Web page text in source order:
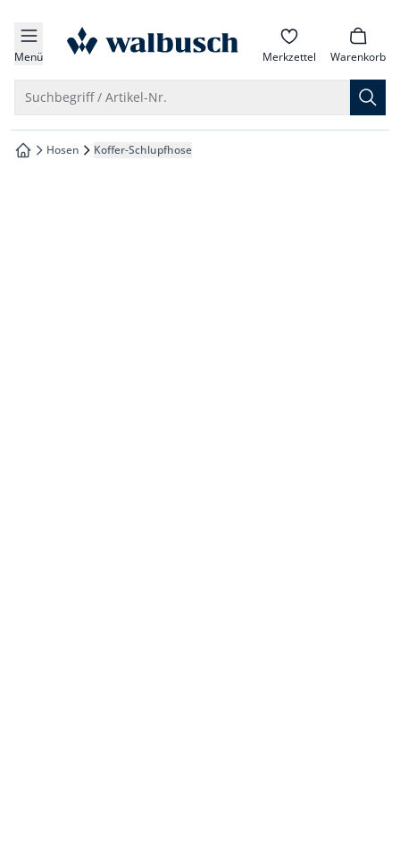
springen
springen
springen
springen
Menü zur Startseite Merkzettel Warenkorb
Suchbegriff / Artikel-Nr.
zur Startseite
Hosen Koffer-Schlupfhose